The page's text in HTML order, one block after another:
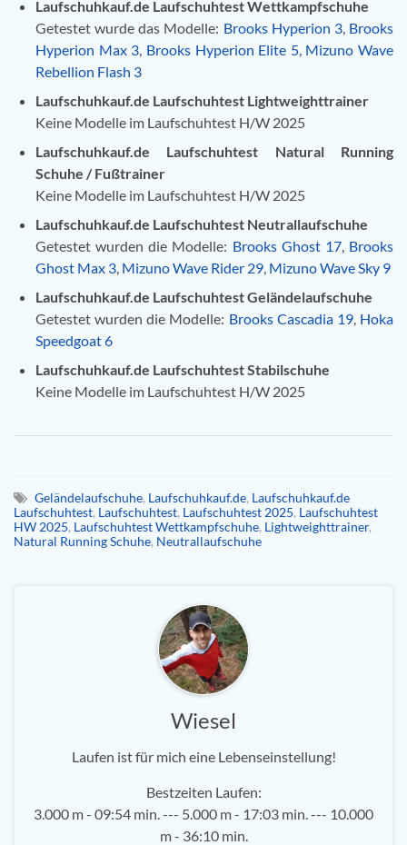
Laufschuhkauf.de Laufschuhtest Wettkampfschuhe
Getestet wurde das Modelle: Brooks Hyperion 3, Brooks
Hyperion Max 3, Brooks Hyperion Elite 5, Mizuno Wave
Rebellion Flash 3
Laufschuhkauf.de Laufschuhtest Lightweighttrainer
Keine Modelle im Laufschuhtest H/W 2025
Laufschuhkauf.de Laufschuhtest Natural Running
Schuhe / Fußtrainer
Keine Modelle im Laufschuhtest H/W 2025
Laufschuhkauf.de Laufschuhtest Neutrallaufschuhe
Getestet wurden die Modelle: Brooks Ghost 17, Brooks
Ghost Max 3, Mizuno Wave Rider 29, Mizuno Wave Sky 9
Laufschuhkauf.de Laufschuhtest Geländelaufschuhe
Getestet wurden die Modelle: Brooks Cascadia 19, Hoka
Speedgoat 6
Laufschuhkauf.de Laufschuhtest Stabilschuhe
Keine Modelle im Laufschuhtest H/W 2025
Geländelaufschuhe, Laufschuhkauf.de, Laufschuhkauf.de
Laufschuhtest, Laufschuhtest, Laufschuhtest 2025, Laufschuhtest
HW 2025, Laufschuhtest Wettkampfschuhe, Lightweighttrainer,
Natural Running Schuhe, Neutrallaufschuhe
Wiesel
Laufen ist für mich eine Lebenseinstellung!
Bestzeiten Laufen:
3.000 m - 09:54 min. --- 5.000 m - 17:03 min. --- 10.000
m - 36:10 min.